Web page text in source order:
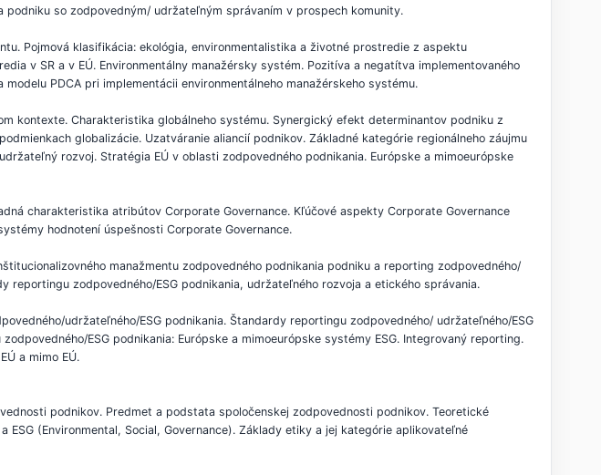
so zodpovedným/ udržateľným správaním v prospech komunity.
Pojmová klasifikácia: ekológia, environmentalistika a životné prostredie z aspektu
v SR a v EÚ. Environmentálny manažérsky systém. Pozitíva a negatítva implementovaného
PDCA pri implementácii environmentálneho manažérskeho systému.
kontexte. Charakteristika globálneho systému. Synergický efekt determinantov podniku z
globalizácie. Uzatváranie aliancií podnikov. Základné kategórie regionálneho záujmu
rozvoj. Stratégia EÚ v oblasti zodpovedného podnikania. Európske a mimoeurópske
charakteristika atribútov Corporate Governance. Kľúčové aspekty Corporate Governance
hodnotení úspešnosti Corporate Governance.
manažmentu zodpovedného podnikania podniku a reporting zodpovedného/
reportingu zodpovedného/ESG podnikania, udržateľného rozvoja a etického správania.
udržateľného/ESG podnikania. Štandardy reportingu zodpovedného/ udržateľného/ESG
ESG podnikania: Európske a mimoeurópske systémy ESG. Integrovaný reporting.
a mimo EÚ.
podnikov. Predmet a podstata spoločenskej zodpovednosti podnikov. Teoretické
(Environmental, Social, Governance). Základy etiky a jej kategórie aplikovateľné